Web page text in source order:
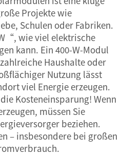
Projekte wie
Schulen oder Fabriken.
wie viel elektrische
kann. Ein 400-W-Modul
Haushalte oder
Nutzung lässt
viel Energie erzeugen.
Kosteneinsparung! Wenn
müssen Sie
beziehen.
– insbesondere bei großen